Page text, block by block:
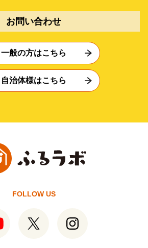
お問い合わせ
一般の方はこちら
自治体様はこちら
FOLLOW US